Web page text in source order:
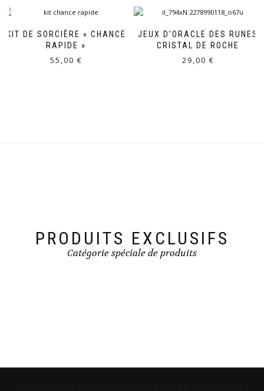
KIT DE SORCIÈRE « CHANCE
RAPIDE »
55,00 €
JEUX D’ORACLE DES RUNES
CRISTAL DE ROCHE
29,00 €
PRODUITS EXCLUSIFS
Catégorie spéciale de produits